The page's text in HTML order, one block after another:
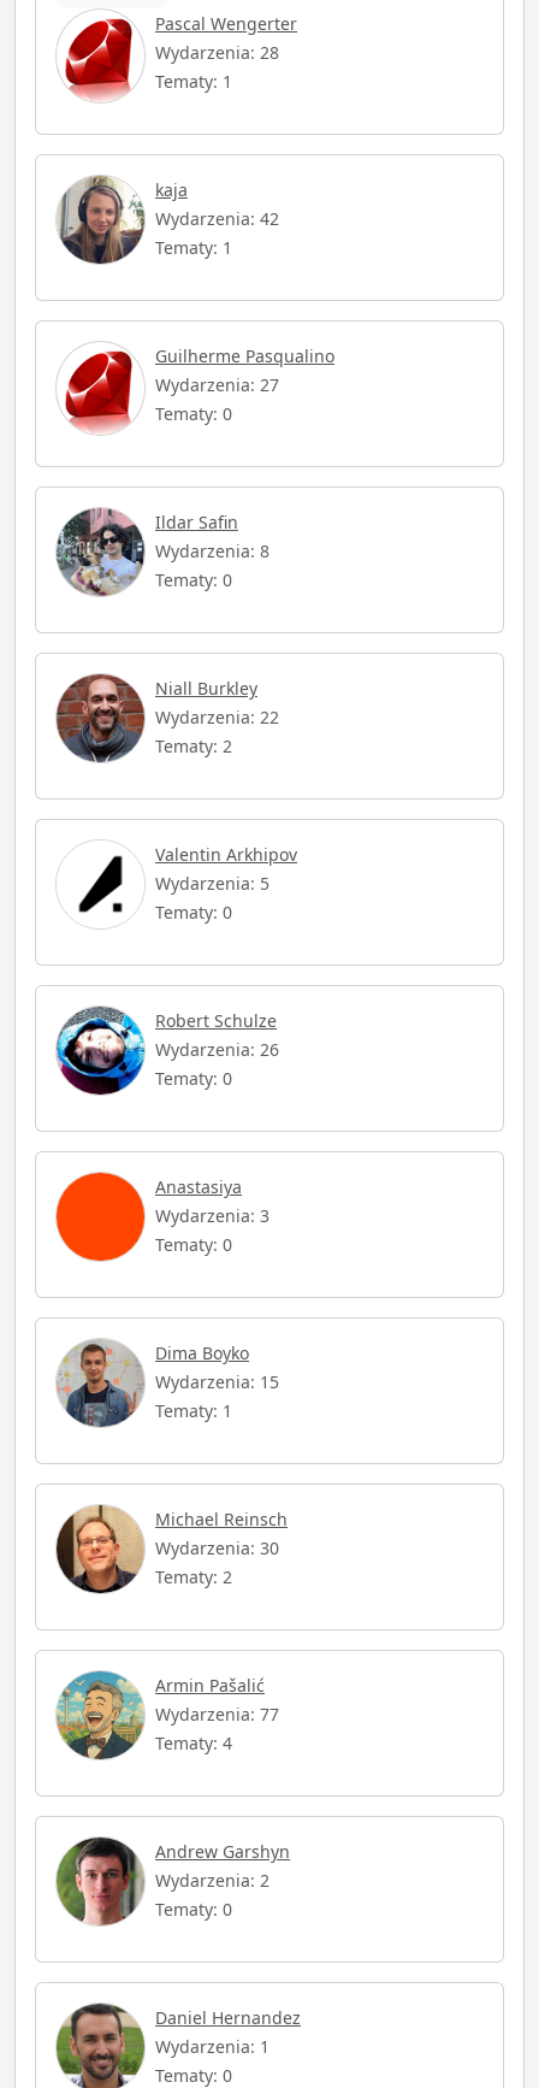
Pascal Wengerter
Wydarzenia: 28
Tematy: 1
kaja
Wydarzenia: 42
Tematy: 1
Guilherme Pasqualino
Wydarzenia: 27
Tematy: 0
Ildar Safin
Wydarzenia: 8
Tematy: 0
Niall Burkley
Wydarzenia: 22
Tematy: 2
Valentin Arkhipov
Wydarzenia: 5
Tematy: 0
Robert Schulze
Wydarzenia: 26
Tematy: 0
Anastasiya
Wydarzenia: 3
Tematy: 0
Dima Boyko
Wydarzenia: 15
Tematy: 1
Michael Reinsch
Wydarzenia: 30
Tematy: 2
Armin Pašalić
Wydarzenia: 77
Tematy: 4
Andrew Garshyn
Wydarzenia: 2
Tematy: 0
Daniel Hernandez
Wydarzenia: 1
Tematy: 0